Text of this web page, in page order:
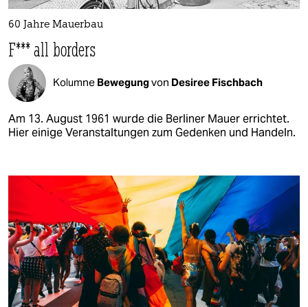
60 Jahre Mauerbau
F*** all borders
Kolumne Bewegungvon Desiree Fischbach
Am 13. August 1961 wurde die Berliner Mauer errichtet.
Hier einige Veranstaltungen zum Gedenken und Handeln.